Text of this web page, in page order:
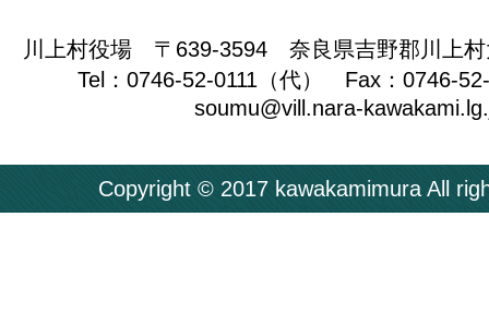
川上村役場 〒639-3594 奈良県吉野郡川上村
Tel：0746-52-0111（代） Fax：0746-
soumu@vill.nara-
Copyright © 2017 kawakamimura All